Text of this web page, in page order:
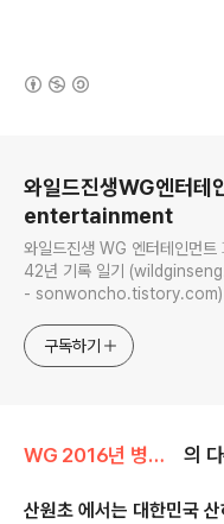
와일드진생WG엔터테
entertainment
와일드진생 WG 엔터테인먼
42년 기록 일기 (wildginseng.or.kr -
- sonwoncho.tistory.com)
구독하기
WG 2016년 병신년 기록 의
산원초 에서는 대한민국